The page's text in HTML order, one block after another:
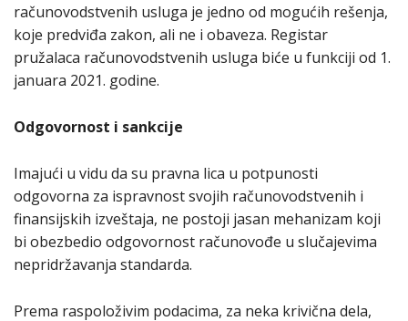
računovodstvenih usluga je jedno od mogućih rešenja,
koje predviđa zakon, ali ne i obaveza. Registar
pružalaca računovodstvenih usluga biće u funkciji od 1.
januara 2021. godine.
Odgovornost i sankcije
Imajući u vidu da su pravna lica u potpunosti
odgovorna za ispravnost svojih računovodstvenih i
finansijskih izveštaja, ne postoji jasan mehanizam koji
bi obezbedio odgovornost računovođe u slučajevima
nepridržavanja standarda.
Prema raspoloživim podacima, za neka krivična dela,